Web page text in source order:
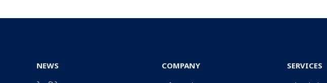
NEWS COMPANY SERVICES